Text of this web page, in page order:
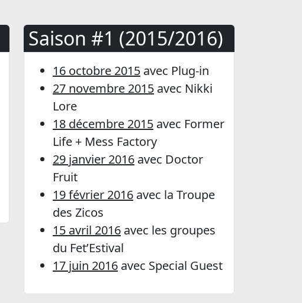
Saison #1 (2015/2016)
16 octobre 2015 avec Plug-in
27 novembre 2015 avec Nikki
Lore
18 décembre 2015 avec Former
Life + Mess Factory
29 janvier 2016 avec Doctor
Fruit
19 février 2016 avec la Troupe
des Zicos
15 avril 2016 avec les groupes
du Fet’Estival
17 juin 2016 avec Special Guest